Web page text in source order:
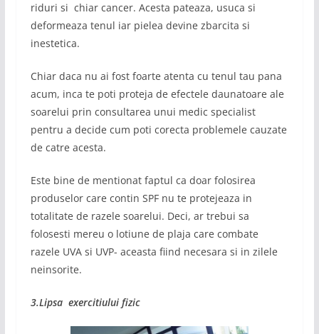
riduri si chiar cancer. Acesta pateaza, usuca si
deformeaza tenul iar pielea devine zbarcita si
inestetica.
Chiar daca nu ai fost foarte atenta cu tenul tau pana
acum, inca te poti proteja de efectele daunatoare ale
soarelui prin consultarea unui medic specialist
pentru a decide cum poti corecta problemele cauzate
de catre acesta.
Este bine de mentionat faptul ca doar folosirea
produselor care contin SPF nu te protejeaza in
totalitate de razele soarelui. Deci, ar trebui sa
folosesti mereu o lotiune de plaja care combate
razele UVA si UVP- aceasta fiind necesara si in zilele
neinsorite.
3.Lipsa exercitiului fizic